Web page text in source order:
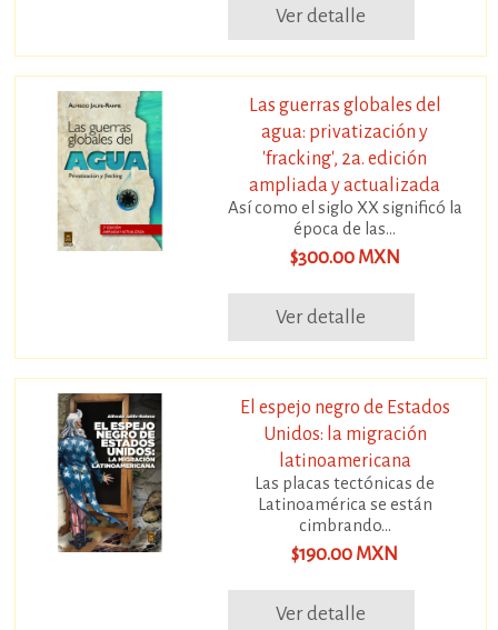
Ver detalle
Las guerras globales del
agua: privatización y
'fracking', 2a. edición
ampliada y actualizada
Así como el siglo XX significó la
época de las...
$300.00 MXN
Ver detalle
El espejo negro de Estados
Unidos: la migración
latinoamericana
Las placas tectónicas de
Latinoamérica se están
cimbrando...
$190.00 MXN
Ver detalle